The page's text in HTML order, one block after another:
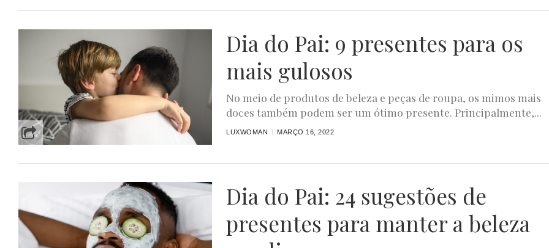
Dia do Pai: 9 presentes para os
mais gulosos
No meio de produtos de beleza e peças de roupa, os mimos mais
doces também podem ser um ótimo presente. Principalmente,...
LUXWOMAN MARÇO 16, 2022
Dia do Pai: 24 sugestões de
presentes para manter a beleza